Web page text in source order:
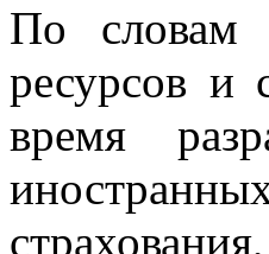
По словам
ресурсов и
время